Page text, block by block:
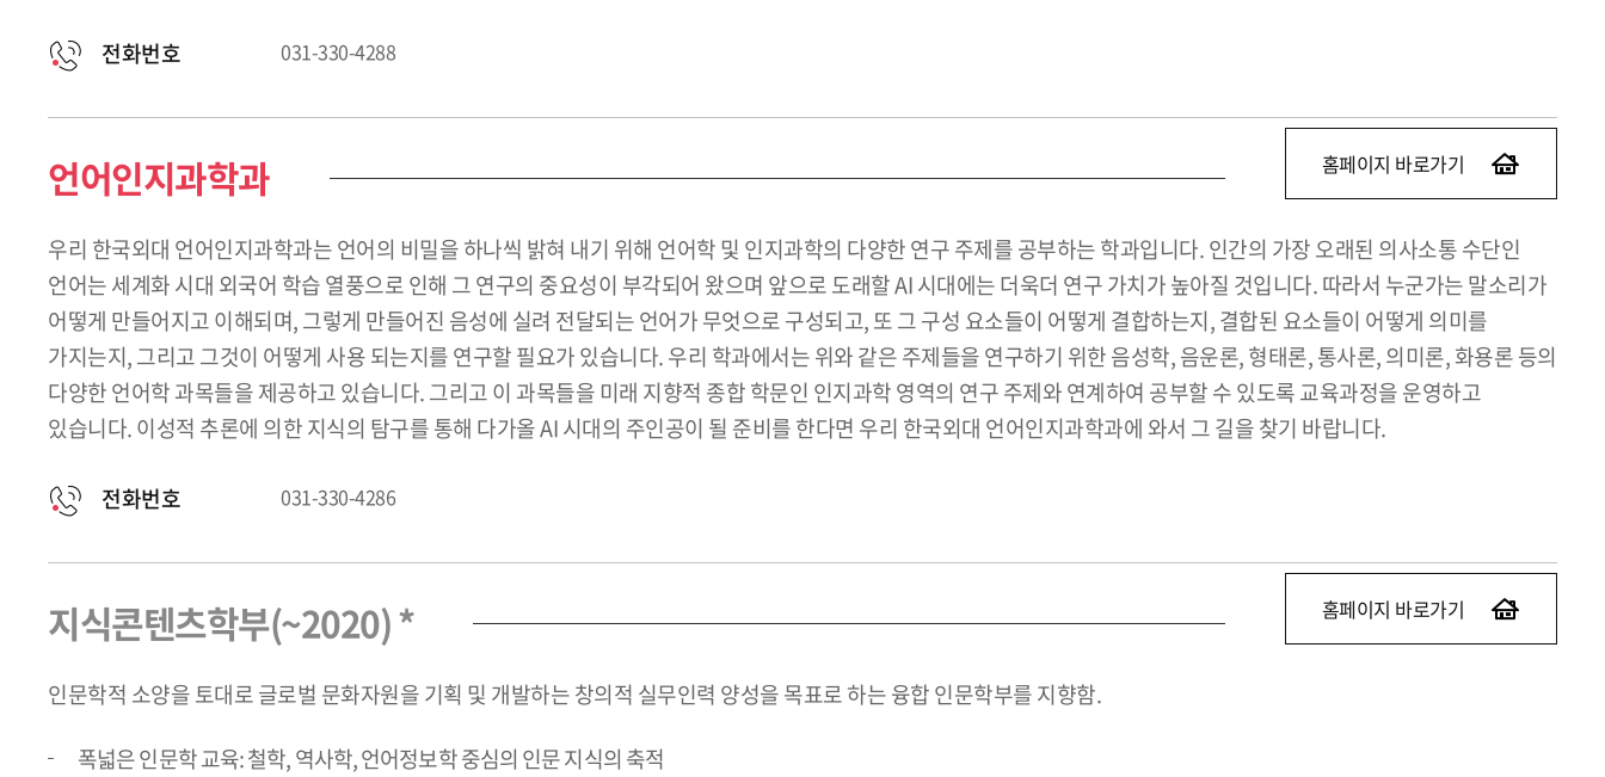
전화번호 031-330-4288
언어인지과학과 홈페이지 바로가기
우리 한국외대 언어인지과학과는 언어의 비밀을 하나씩 밝혀 내기 위해 언어학 및 인지과학의 다양한 연구 주제를 공부하는 학과입니다. 인간의 가장 오래된 의사소통 수단인
언어는 세계화 시대 외국어 학습 열풍으로 인해 그 연구의 중요성이 부각되어 왔으며 앞으로 도래할 AI 시대에는 더욱더 연구 가치가 높아질 것입니다. 따라서 누군가는 말소리가
어떻게 만들어지고 이해되며, 그렇게 만들어진 음성에 실려 전달되는 언어가 무엇으로 구성되고, 또 그 구성 요소들이 어떻게 결합하는지, 결합된 요소들이 어떻게 의미를
가지는지, 그리고 그것이 어떻게 사용 되는지를 연구할 필요가 있습니다. 우리 학과에서는 위와 같은 주제들을 연구하기 위한 음성학, 음운론, 형태론, 통사론, 의미론, 화용론 등의
다양한 언어학 과목들을 제공하고 있습니다. 그리고 이 과목들을 미래 지향적 종합 학문인 인지과학 영역의 연구 주제와 연계하여 공부할 수 있도록 교육과정을 운영하고
있습니다. 이성적 추론에 의한 지식의 탐구를 통해 다가올 AI 시대의 주인공이 될 준비를 한다면 우리 한국외대 언어인지과학과에 와서 그 길을 찾기 바랍니다.
전화번호 031-330-4286
지식콘텐츠학부(~2020) * 홈페이지 바로가기
인문학적 소양을 토대로 글로벌 문화자원을 기획 및 개발하는 창의적 실무인력 양성을 목표로 하는 융합 인문학부를 지향함.
폭넓은 인문학 교육: 철학, 역사학, 언어정보학 중심의 인문 지식의 축적